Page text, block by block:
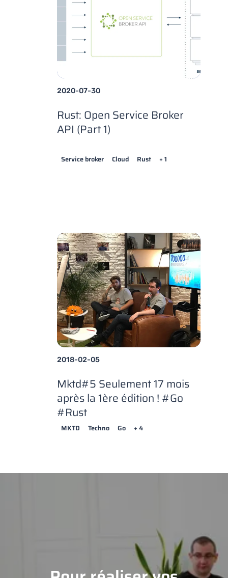
2020-07-30
Rust: Open Service Broker
API (Part 1)
Service broker Cloud Rust + 1
2018-02-05
Mktd#5 Seulement 17 mois
après la 1ère édition ! #Go
#Rust
MKTD Techno Go + 4